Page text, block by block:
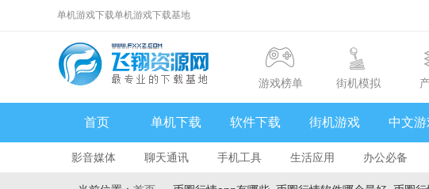
单机游戏下载单机游戏下载基地
游戏榜单 街机模拟
首页 单机下载 软件下载 街机游戏 中文
影音媒体 聊天通讯 手机工具 生活应用 办公必备